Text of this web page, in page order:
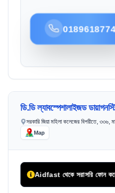
ডি.ডি ল্যাবস্পেশালাইজড
সরকারি জিয়া মহিলা কলেজের বিপরীতে, ৩৩৬,
Map
Aidfast থেকে সরাসরি ফোন কলের